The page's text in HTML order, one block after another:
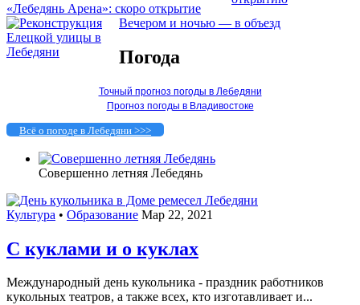
«Лебедянь Арена»: скоро открытие
Вечером и ночью — в объезд
Погода
Точный прогноз погоды в Лебедяни
Прогноз погоды в Владивостоке
Всё о погоде в Лебедяни >>>
Совершенно летняя Лебедянь
Культура • Образование Мар 22, 2021
С куклами и о куклах
Международный день кукольника - праздник работников
кукольных театров, а также всех, кто изготавливает и...